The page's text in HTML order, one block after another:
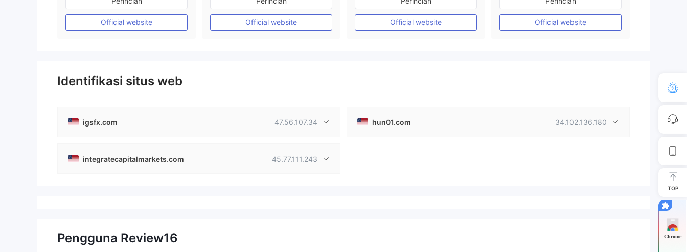
Market Maker (MM)
Official website
Market Maker (MM)
Lisensi Penuh MT4
Official website
Diatur di Australia
Market Maker (MM)
Lisensi Penuh MT4
Official website
Market Maker (MM)
Lisensi Penuh MT4
Official website
Identifikasi situs web
igsfx.com 47.56.107.34 hun01.com 34.102.136.180
integratecapitalmarkets.com 45.77.111.243
Pengguna Review16
TOP
Chrome